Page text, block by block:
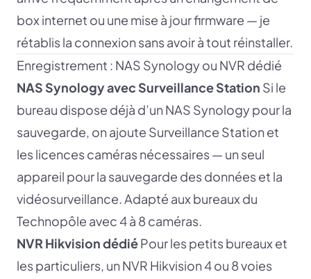
box internet ou une mise à jour firmware — je
rétablis la connexion sans avoir à tout réinstaller.
Enregistrement : NAS Synology ou NVR dédié
NAS Synology avec Surveillance Station Si le
bureau dispose déjà d’un NAS Synology pour la
sauvegarde, on ajoute Surveillance Station et
les licences caméras nécessaires — un seul
appareil pour la sauvegarde des données et la
vidéosurveillance. Adapté aux bureaux du
Technopôle avec 4 à 8 caméras.
NVR Hikvision dédiéPour les petits bureaux et
les particuliers, un NVR Hikvision 4 ou 8 voies